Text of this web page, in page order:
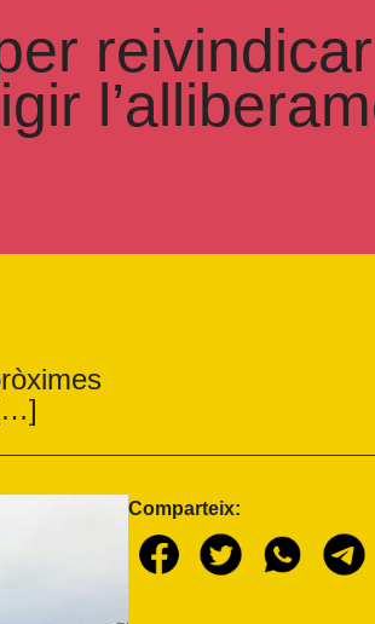
Comparteix: